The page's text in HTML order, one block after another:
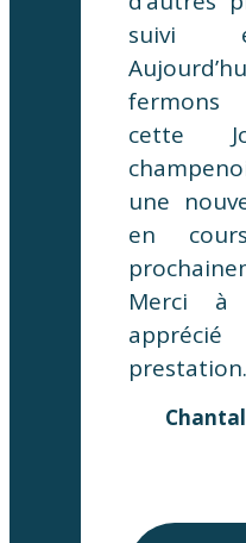
suivi
cette
une
en
Merci à
prestation.